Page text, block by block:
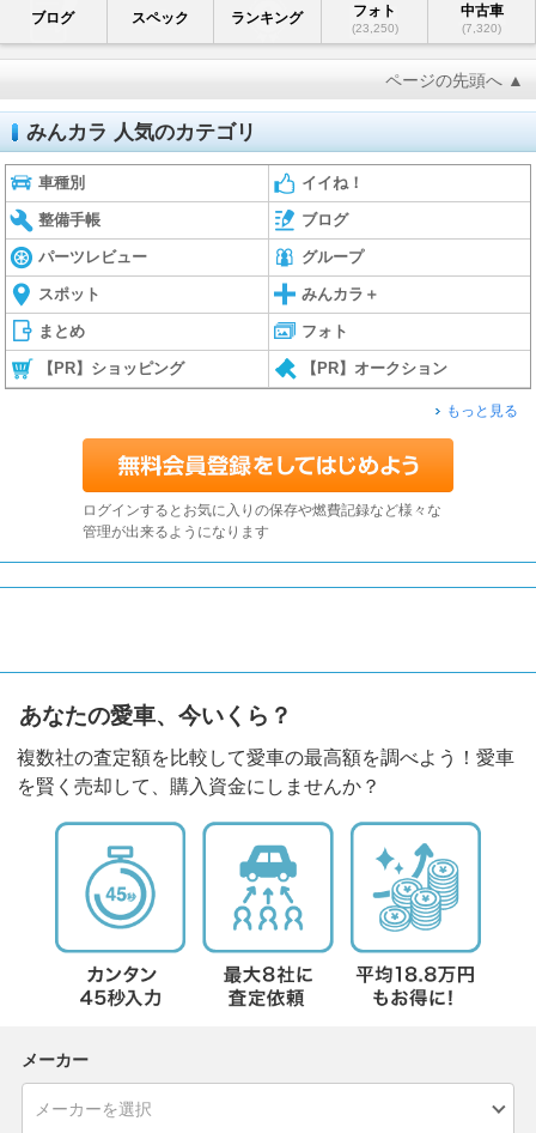
ブログ スペック ランキング フォト
(23,250)
中古車
(7,320)
ページの先頭へ ▲
みんカラ 人気のカテゴリ
車種別 イイね！
整備手帳 ブログ
パーツレビュー グループ
スポット みんカラ＋
まとめ フォト
【PR】ショッピング 【PR】オークション
もっと見る
ログインするとお気に入りの保存や燃費記録など様々な
管理が出来るようになります
あなたの愛車、今いくら？
複数社の査定額を比較して愛車の最高額を調べよう！愛車
を賢く売却して、購入資金にしませんか？
メーカー